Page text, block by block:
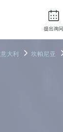
提出询问
意大利 坎帕尼亚